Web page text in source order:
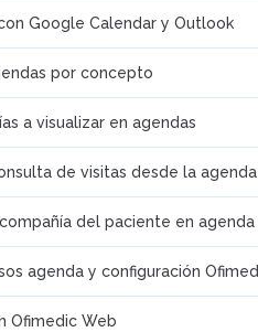
Google Calendar y Outlook
por concepto
a visualizar en agendas
de visitas desde la agenda
del paciente en agenda
agenda y configuración
Ofimedic Web